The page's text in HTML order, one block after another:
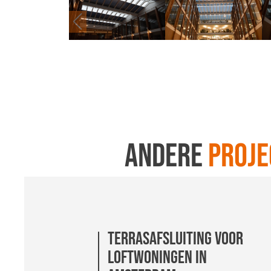
Andere
Terrasafsluiting voor
loftwoningen in
Professionele Zonwering
voor Bedieningscentrum
Professionele Zonwering
voor Bedieningscentrum